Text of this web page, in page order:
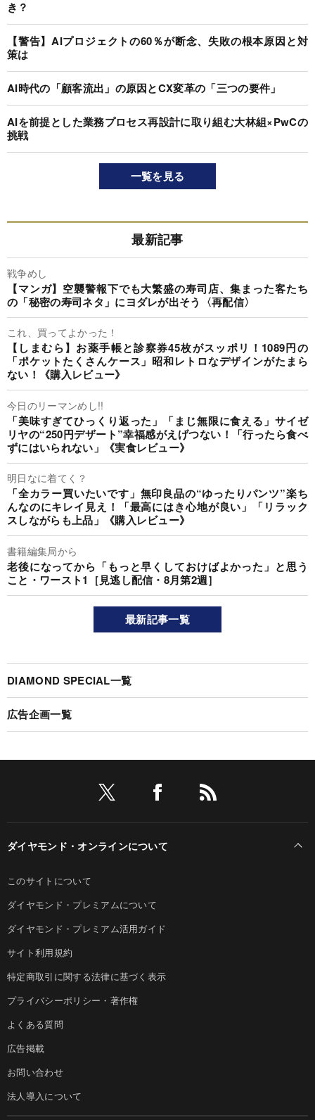
き？
【警告】AIプロジェクトの60％が断念、失敗の根本原因と対
策は
AI時代の「顧客流出」の原因とCX変革の「三つの要件」
AIを前提とした業務プロセス再設計に取り組む大林組×PwCの
挑戦
一覧を見る
最新記事
戦争めし
【マンガ】空襲警報下でも大繁盛の寿司店、集まった客たち
の「秘密の寿司ネタ」にヨダレが出そう〈再配信〉
これ、買ってよかった！
【しまむら】お薬手帳と診察券45枚がスッポリ！1089円の
「ポケットたくさんケース」昭和レトロなデザインがたまら
ない！《購入レビュー》
今日のリーマンめし!!
「美味すぎてひっくり返った」「まじ無限に食える」サイゼ
リヤの“250円デザート”幸福感がえげつない！「行ったら食べ
ずにはいられない」《実食レビュー》
明日なに着てく？
「全カラー買いたいです」無印良品の“ゆったりパンツ”楽ち
んなのにキレイ見え！「最高にはき心地が良い」「リラック
スしながらも上品」《購入レビュー》
書籍編集局から
老後になってから「もっと早くしておけばよかった」と思う
こと・ワースト1［見逃し配信・8月第2週］
最新記事一覧
DIAMOND SPECIAL一覧
広告企画一覧
ダイヤモンド・オンラインについて
このサイトについて
ダイヤモンド・プレミアムについて
ダイヤモンド・プレミアム活用ガイド
サイト利用規約
特定商取引に関する法律に基づく表示
プライバシーポリシー・著作権
よくある質問
広告掲載
お問い合わせ
法人導入について